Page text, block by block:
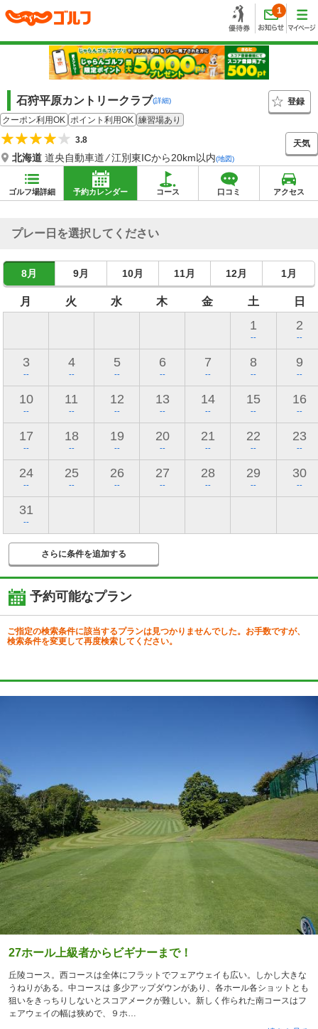
1
石狩平原カントリークラブ(詳細)
登録
クーポン利用OK ポイント利用OK 練習場あり
3.8
北海道 道央自動車道 ⁄ 江別東ICから20km以内(地図)
天気
ゴルフ場詳細 予約カレンダー コース 口コミ アクセス
プレー日を選択してください
8月 9月 10月 11月 12月 1月
月 火 水 木 金 土 日
1
--
2
--
3
--
4
--
5
--
6
--
7
--
8
--
9
--
10
--
11
--
12
--
13
--
14
--
15
--
16
--
17
--
18
--
19
--
20
--
21
--
22
--
23
--
24
--
25
--
26
--
27
--
28
--
29
--
30
--
31
--
さらに条件を追加する
予約可能なプラン
ご指定の検索条件に該当するプランは見つかりませんでした。お手数ですが、
検索条件を変更して再度検索してください。
27ホール上級者からビギナーまで！
丘陵コース。西コースは全体にフラットでフェアウェイも広い。しかし大きな
うねりがある。中コースは 多少アップダウンがあり、各ホール各ショットとも
狙いをきっちりしないとスコアメークが難しい。新しく作られた南コースはフ
ェアウェイの幅は狭めで、９ホ